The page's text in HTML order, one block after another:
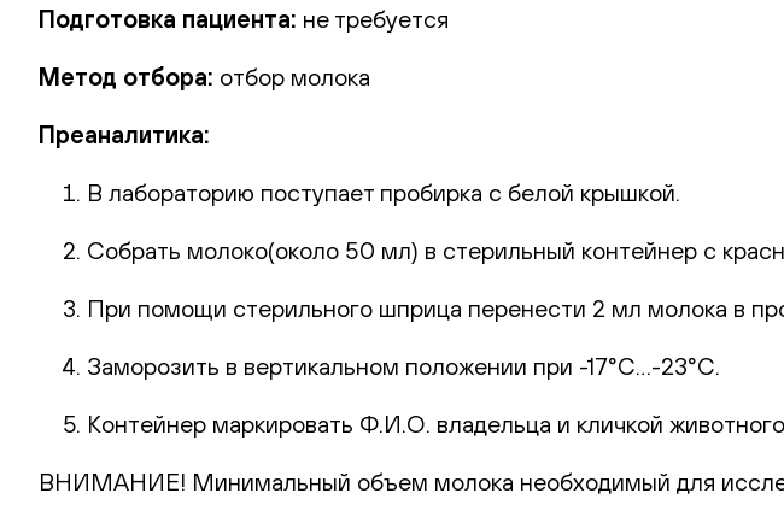
Подготовка пациента: не требуется
Метод отбора: отбор молока
Преаналитика:
В лабораторию поступает пробирка с белой крышкой.
Собрать молоко(около 50 мл) в стерильный контейнер с
При помощи стерильного шприца перенести 2 мл молока в
Заморозить в вертикальном положении при -17°С…-23°С.
Контейнер маркировать Ф.И.О. владельца и кличкой
ВНИМАНИЕ! Минимальный объем молока необходимый для